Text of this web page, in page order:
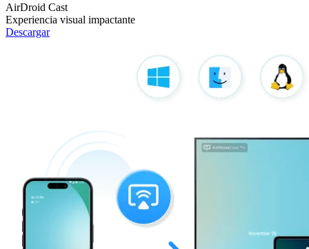
AirDroid Cast
Experiencia visual impactante
Descargar